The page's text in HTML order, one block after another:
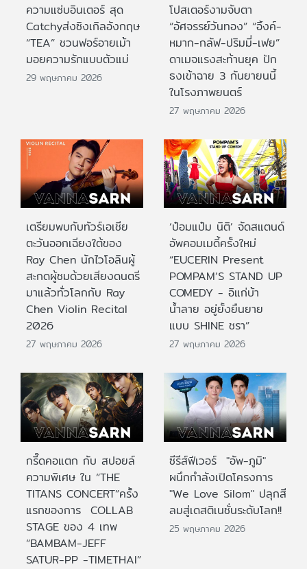
ความแซ่บอินเตอร์ สุด
Catchyส่งซิงเกิลอังกฤษ
“TEA” ชวนฟอร์อายเม้า
มอยความรักแบบตัวแม่
29 พฤษภาคม 2026
โปสเตอร์งามจับตา
“อัศจรรย์วันทอง” “อิ้งค์-
หมาก-กลัฟ-ปริมมี่-เฟย”
ดาเมจแรงสะท้านยุค ปัก
ธงเข้าฉาย 3 กันยายนนี้
ในโรงภาพยนตร์
27 พฤษภาคม 2026
เตรียมพบกับทัวร์เอเชีย
ตะวันออกเฉียงใต้ของ
Ray Chen นักไวโอลินผู้
สะกดผู้ชมด้วยเสียงดนตรี
มาแล้วทั่วโลกกับ Ray
Chen Violin Recital
2026
27 พฤษภาคม 2026
‘ป๋อมแป๋ม นิติ’ จัดสแตนด์
อัพคอมเมดี้ครั้งใหม่
“EUCERIN Present
POMPAM’S STAND UP
COMEDY - อิแก่บ้า
น้ำลาย อยู่ยั้งยืนยาย
แบบ SHINE ชรา”
27 พฤษภาคม 2026
กรี๊ดคอแตก กับ สปอยล์
ความพิเศษ ใน “THE
TITANS CONCERT”ครั้ง
แรกของการ COLLAB
STAGE ของ 4 เทพ
“BAMBAM-JEFF
SATUR-PP -TIMETHAI”
ซีรีส์ฟีเวอร์ "อัพ-ภูมิ"
ผนึกกำลังเปิดโครงการ
"We Love Silom" ปลุกสี
ลมสู่เดสติเนชั่นระดับโลก!!
25 พฤษภาคม 2026